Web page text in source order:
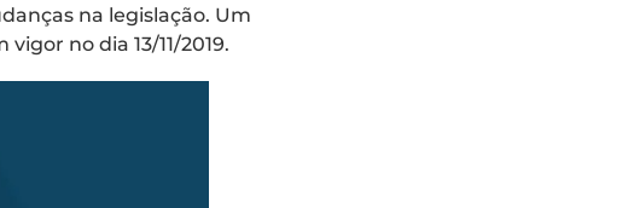
na legislação. Um
no dia 13/11/2019.